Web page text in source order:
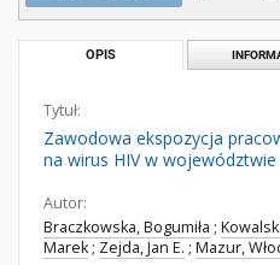
OPIS
Tytuł:
Zawodowa ekspozycja
na wirus HIV w województwie
Autor:
Braczkowska, Bogumiła ;
Marek; Zejda, Jan E. ; Mazur,